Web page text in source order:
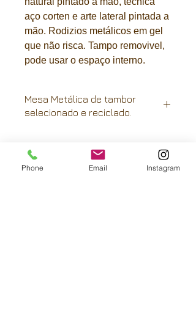
aço corten e arte lateral pintada a
mão. Rodizios metálicos em gel
que não risca. Tampo removivel,
pode usar o espaço interno.
Mesa Metálica de tambor
selecionado e reciclado.
higienizamos e damos aquele
tratamento especial na pintura.
Nossos produtos tem garantia e o
Phone Email Instagram